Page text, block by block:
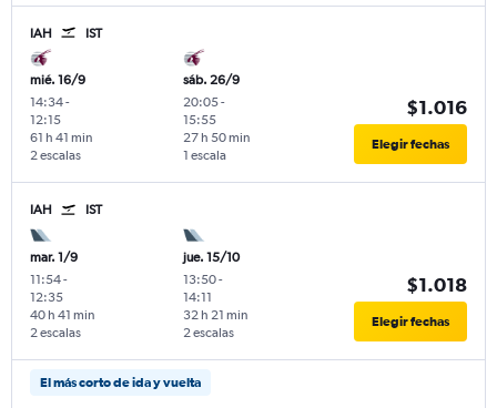
IAH IST
mié. 16/9
14:34-
12:15
2 escalas
61 h 41 min
sáb. 26/9
20:05-
15:55
1 escala
27 h 50 min
$1.016
Elegir fechas
IAH IST
mar. 1/9
11:54-
12:35
2 escalas
40 h 41 min
jue. 15/10
13:50-
14:11
2 escalas
32 h 21 min
$1.018
Elegir fechas
El más corto de ida y vuelta